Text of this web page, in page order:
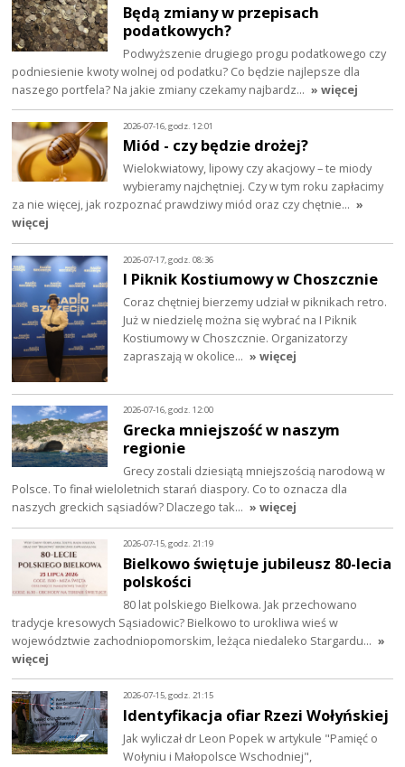
Będą zmiany w przepisach
podatkowych?
Podwyższenie drugiego progu podatkowego czy
podniesienie kwoty wolnej od podatku? Co będzie najlepsze dla
naszego portfela? Na jakie zmiany czekamy najbardz… » więcej
2026-07-16, godz. 12:01
Miód - czy będzie drożej?
Wielokwiatowy, lipowy czy akacjowy – te miody
wybieramy najchętniej. Czy w tym roku zapłacimy
za nie więcej, jak rozpoznać prawdziwy miód oraz czy chętnie… »
więcej
2026-07-17, godz. 08:36
I Piknik Kostiumowy w Choszcznie
Coraz chętniej bierzemy udział w piknikach retro.
Już w niedzielę można się wybrać na I Piknik
Kostiumowy w Choszcznie. Organizatorzy
zapraszają w okolice… » więcej
2026-07-16, godz. 12:00
Grecka mniejszość w naszym
regionie
Grecy zostali dziesiątą mniejszością narodową w
Polsce. To finał wieloletnich starań diaspory. Co to oznacza dla
naszych greckich sąsiadów? Dlaczego tak… » więcej
2026-07-15, godz. 21:19
Bielkowo świętuje jubileusz 80-lecia
polskości
80 lat polskiego Bielkowa. Jak przechowano
tradycje kresowych Sąsiadowic? Bielkowo to urokliwa wieś w
województwie zachodniopomorskim, leżąca niedaleko Stargardu… »
więcej
2026-07-15, godz. 21:15
Identyfikacja ofiar Rzezi Wołyńskiej
Jak wyliczał dr Leon Popek w artykule "Pamięć o
Wołyniu i Małopolsce Wschodniej",